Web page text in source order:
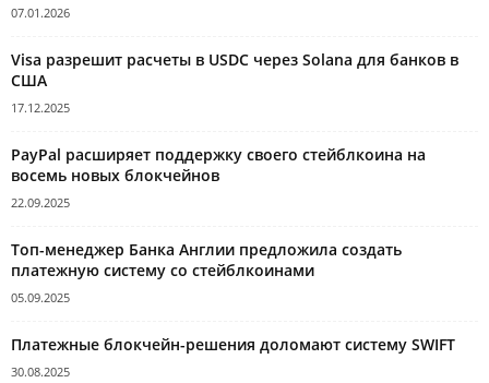
07.01.2026
Visa разрешит расчеты в USDC через Solana для банков в
США
17.12.2025
PayPal расширяет поддержку своего стейблкоина на
восемь новых блокчейнов
22.09.2025
Топ-менеджер Банка Англии предложила создать
платежную систему со стейблкоинами
05.09.2025
Платежные блокчейн-решения доломают систему SWIFT
30.08.2025